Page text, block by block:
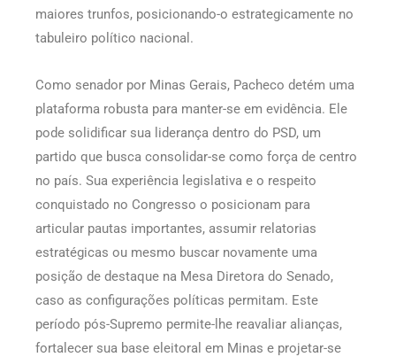
maiores trunfos, posicionando-o estrategicamente no
tabuleiro político nacional.
Como senador por Minas Gerais, Pacheco detém uma
plataforma robusta para manter-se em evidência. Ele
pode solidificar sua liderança dentro do PSD, um
partido que busca consolidar-se como força de centro
no país. Sua experiência legislativa e o respeito
conquistado no Congresso o posicionam para
articular pautas importantes, assumir relatorias
estratégicas ou mesmo buscar novamente uma
posição de destaque na Mesa Diretora do Senado,
caso as configurações políticas permitam. Este
período pós-Supremo permite-lhe reavaliar alianças,
fortalecer sua base eleitoral em Minas e projetar-se